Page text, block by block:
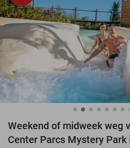
7 dagen per week
10+ miljoen
Weekend of midweek weg
Center Parcs Mystery Park